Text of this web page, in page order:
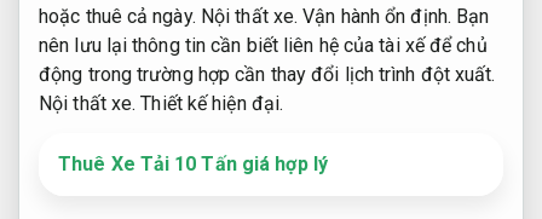
hoặc thuê cả ngày. Nội thất xe. Vận hành ổn định. Bạn
nên lưu lại thông tin cần biết liên hệ của tài xế để chủ
động trong trường hợp cần thay đổi lịch trình đột xuất.
Nội thất xe. Thiết kế hiện đại.
Thuê Xe Tải 10 Tấn giá hợp lý